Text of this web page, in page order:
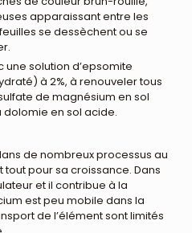
apparaissant entre les
se dessèchent ou se
une solution d’epsomite
à 2%, à renouveler tous
de magnésium en sol
en sol acide.
de nombreux processus au
pour sa croissance. Dans
et il contribue à la
est peu mobile dans la
de l’élément sont limités